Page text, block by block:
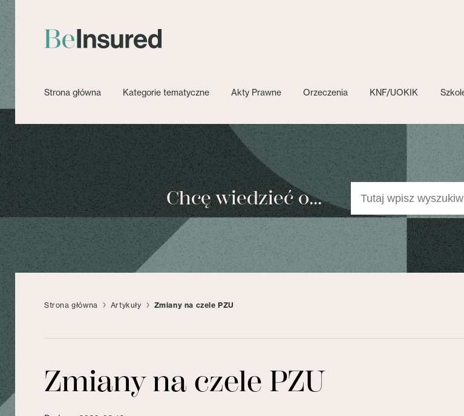
Strona główna Kategorie tematyczne Akty Prawne Orzeczenia KNF/UOKIK
Chcę wiedzieć o...
Strona główna Artykuły Zmiany na czele PZU
Zmiany na czele PZU